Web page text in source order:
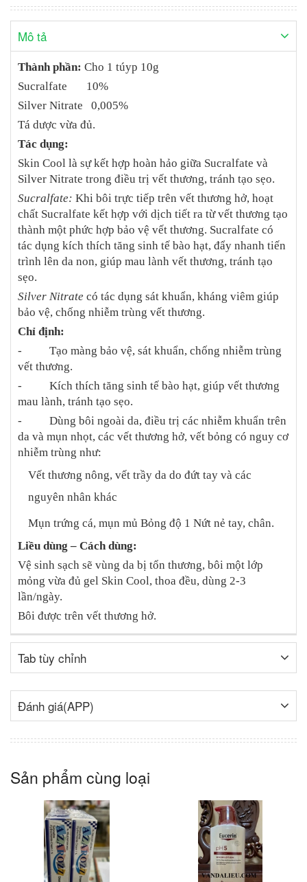
Mô tả
Thành phần: Cho 1 túyp 10g
Sucralfate 10%
Silver Nitrate 0,005%
Tá dược vừa đủ.
Tác dụng:
Skin Cool là sự kết hợp hoàn hảo giữa Sucralfate và
Silver Nitrate trong điều trị vết thương, tránh tạo sẹo.
Sucralfate: Khi bôi trực tiếp trên vết thương hở, hoạt
chất Sucralfate kết hợp với dịch tiết ra từ vết thương tạo
thành một phức hợp bảo vệ vết thương. Sucralfate có
tác dụng kích thích tăng sinh tế bào hạt, đẩy nhanh tiến
trình lên da non, giúp mau lành vết thương, tránh tạo
sẹo.
Silver Nitrate có tác dụng sát khuẩn, kháng viêm giúp
bảo vệ, chống nhiễm trùng vết thương.
Chỉ định:
- Tạo màng bảo vệ, sát khuẩn, chống nhiễm trùng
vết thương.
- Kích thích tăng sinh tế bào hạt, giúp vết thương
mau lành, tránh tạo sẹo.
- Dùng bôi ngoài da, điều trị các nhiễm khuẩn trên
da và mụn nhọt, các vết thương hở, vết bỏng có nguy cơ
nhiễm trùng như:
Vết thương nông, vết trầy da do đứt tay và các
nguyên nhân khác
Mụn trứng cá, mụn mủ Bỏng độ 1 Nứt nẻ tay, chân.
Liều dùng – Cách dùng:
Vệ sinh sạch sẽ vùng da bị tổn thương, bôi một lớp
mỏng vừa đủ gel Skin Cool, thoa đều, dùng 2-3
lần/ngày.
Bôi được trên vết thương hở.
Tab tùy chỉnh
Đánh giá(APP)
Sản phẩm cùng loại